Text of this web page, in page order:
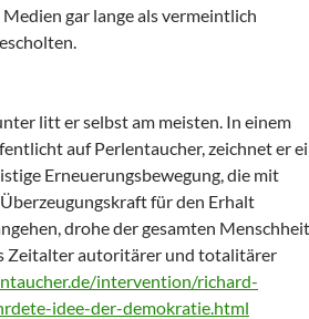
gar lange als vermeintlich
litt er selbst am meisten. In einem
auf Perlentaucher, zeichnet er
Erneuerungsbewegung, die mit
für den Erhalt
drohe der gesamten Menschheit
Zeitalter autoritärer und totalitärer
intervention/richard-
idee-der-demokratie.html